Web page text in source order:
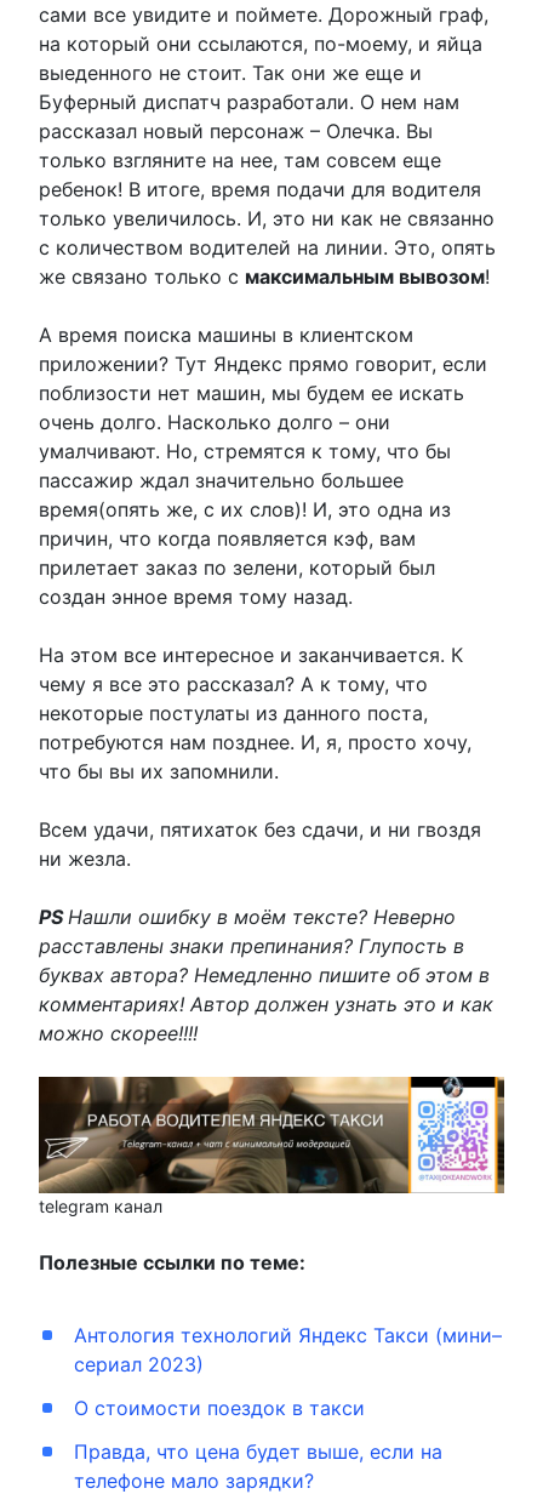
сами все увидите и поймете. Дорожный граф,
на который они ссылаются, по-моему, и яйца
выеденного не стоит. Так они же еще и
Буферный диспатч разработали. О нем нам
рассказал новый персонаж – Олечка. Вы
только взгляните на нее, там совсем еще
ребенок! В итоге, время подачи для водителя
только увеличилось. И, это ни как не связанно
с количеством водителей на линии. Это, опять
же связано только с максимальным вывозом!
А время поиска машины в клиентском
приложении? Тут Яндекс прямо говорит, если
поблизости нет машин, мы будем ее искать
очень долго. Насколько долго – они
умалчивают. Но, стремятся к тому, что бы
пассажир ждал значительно большее
время(опять же, с их слов)! И, это одна из
причин, что когда появляется кэф, вам
прилетает заказ по зелени, который был
создан энное время тому назад.
На этом все интересное и заканчивается. К
чему я все это рассказал? А к тому, что
некоторые постулаты из данного поста,
потребуются нам позднее. И, я, просто хочу,
что бы вы их запомнили.
Всем удачи, пятихаток без сдачи, и ни гвоздя
ни жезла.
PSНашли ошибку в моём тексте? Неверно
расставлены знаки препинания? Глупость в
буквах автора? Немедленно пишите об этом в
комментариях! Автор должен узнать это и как
можно скорее!!!!
telegram канал
Полезные ссылки по теме:
Антология технологий Яндекс Такси (мини–
сериал 2023)
О стоимости поездок в такси
Правда, что цена будет выше, если на
телефоне мало зарядки?